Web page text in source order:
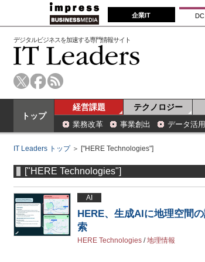
企業IT
デジタルビジネスを加速する専門情報サイト
トップ
経営課題 テクノロジー
業務改革 事業創出 データ活用
IT Leaders トップ＞ ["HERE Technologies"]
["HERE Technologies"]
AI
HERE、生成AIに地理空間
索
HERE Technologies /地理情報